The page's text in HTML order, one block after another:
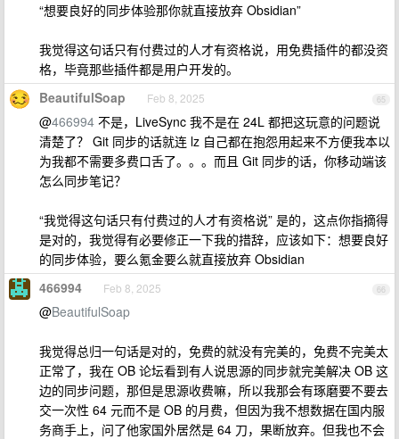
“想要良好的同步体验那你就直接放弃 Obsidian”
我觉得这句话只有付费过的人才有资格说，用免费插件的都没资
格，毕竟那些插件都是用户开发的。
65
BeautifulSoap Feb 8, 2025
@466994 不是，LiveSync 我不是在 24L 都把这玩意的问题说
清楚了？ Git 同步的话就连 lz 自己都在抱怨用起来不方便我本以
为我都不需要多费口舌了。。。而且 Git 同步的话，你移动端该
怎么同步笔记？
“我觉得这句话只有付费过的人才有资格说” 是的，这点你指摘得
是对的，我觉得有必要修正一下我的措辞，应该如下：想要良好
的同步体验，要么氪金要么就直接放弃 Obsidian
66
466994 Feb 8, 2025
@BeautifulSoap
我觉得总归一句话是对的，免费的就没有完美的，免费不完美太
正常了，我在 OB 论坛看到有人说思源的同步就完美解决 OB 这
边的同步问题，那但是思源收费嘛，所以我那会有琢磨要不要去
交一次性 64 元而不是 OB 的月费，但因为我不想数据在国内服
务商手上，问了他家国外居然是 64 刀，果断放弃。但我也不会